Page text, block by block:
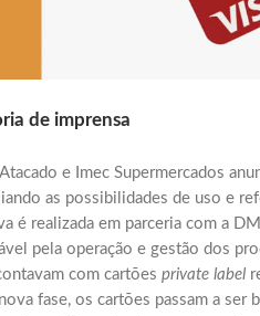
de imprensa
e Imec Supermercados
as possibilidades de uso e
é realizada em parceria com a
pela operação e gestão dos
com cartões private label
fase, os cartões passam a